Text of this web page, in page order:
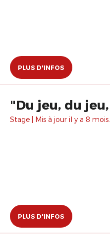
PLUS D'INFOS
"Du jeu, du
Stage | Mis à jour il y a 8 mois.
PLUS D'INFOS